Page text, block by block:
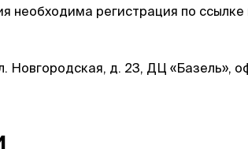
необходима регистрация по
Новгородская, д. 23, ДЦ «Базель»,